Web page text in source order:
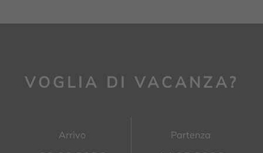
VOGLIA DI VACANZA?
Arrivo Partenza